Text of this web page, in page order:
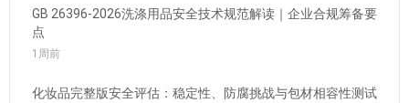
GB 26396-2026洗涤用品安全技术规范解读｜企业合规筹备要
点
1周前
化妆品完整版安全评估：稳定性、防腐挑战与包材相容性测试